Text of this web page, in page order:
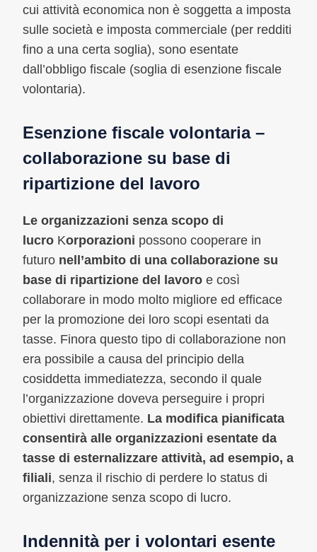
cui attività economica non è soggetta a imposta
sulle società e imposta commerciale (per redditi
fino a una certa soglia), sono esentate
dall’obbligo fiscale (soglia di esenzione fiscale
volontaria).
Esenzione fiscale volontaria –
collaborazione su base di
ripartizione del lavoro
Le organizzazioni senza scopo di
lucro Korporazioni possono cooperare in
futuro nell’ambito di una collaborazione su
base di ripartizione del lavoro e così
collaborare in modo molto migliore ed efficace
per la promozione dei loro scopi esentati da
tasse. Finora questo tipo di collaborazione non
era possibile a causa del principio della
cosiddetta immediatezza, secondo il quale
l’organizzazione doveva perseguire i propri
obiettivi direttamente. La modifica pianificata
consentirà alle organizzazioni esentate da
tasse di esternalizzare attività, ad esempio, a
filiali, senza il rischio di perdere lo status di
organizzazione senza scopo di lucro.
Indennità per i volontari esente